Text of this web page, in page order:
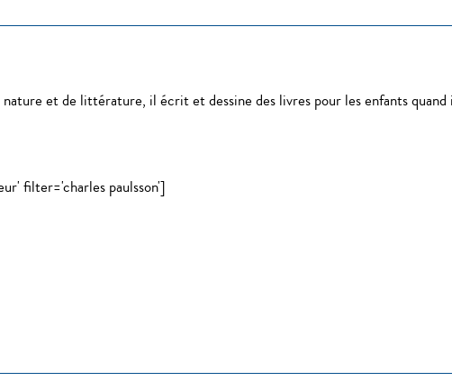
nature et de littérature, il écrit et dessine des livres pour les enfants quand
filter='charles paulsson']